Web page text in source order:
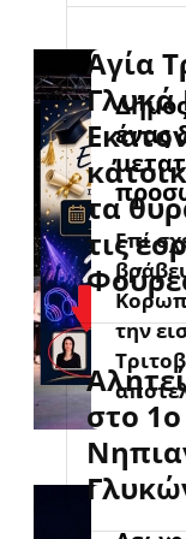
ένας
Επί
την
Αγία
Γλυκά
τα
τις
στο 1ο